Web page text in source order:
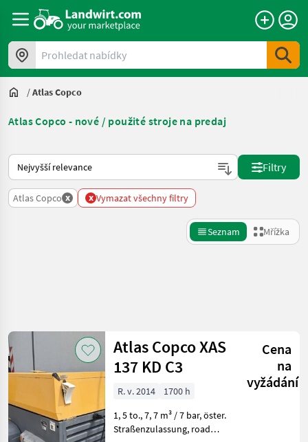
Prohledat nabídky
/Atlas Copco
Atlas Copco - nové / použité stroje na predaj
Takto se řadí nabídky na Landwirt.com
Filtry
Atlas Copco x x Vymazat všechny filtry
Seznam Mřížka
Kategorie 1 Země Filtry
AKTUÁLNÍ
CESTA
Atlas
Copco
Obnovit
Zobrazit
výsledků
Atlas Copco XAS
137 KD C3
Cena
na
vyžádání
R. v. 2014
1700 h
1, 5 to., 7, 7 m³ / 7 bar, öster.
Straßenzulassung, road